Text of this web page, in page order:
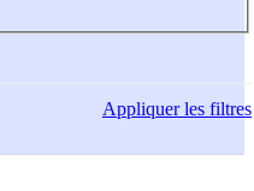
Appliquerles filtres